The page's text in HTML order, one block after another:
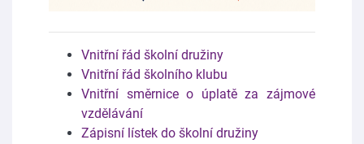
Vnitřní řád školní družiny
Vnitřní řád školního klubu
Vnitřní směrnice o úplatě za zájmové
vzdělávání
Zápisní lístek do školní družiny